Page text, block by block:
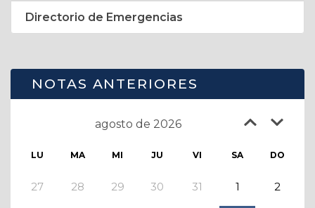
Directorio de Emergencias
NOTAS ANTERIORES
agosto de 2026
LU MA MI JU VI SA DO
27 28 29 30 31 1 2